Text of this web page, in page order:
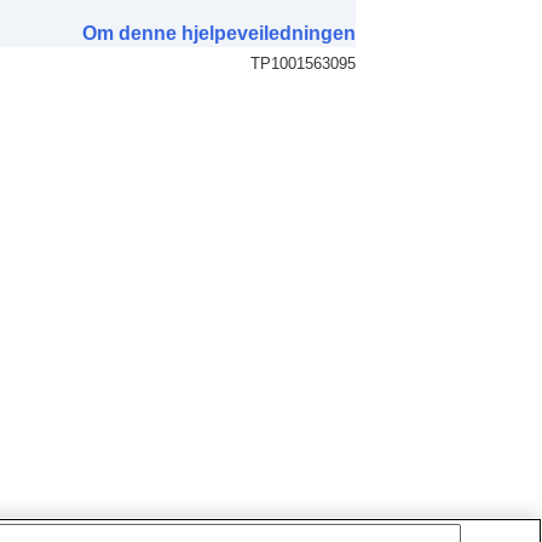
Om denne hjelpeveiledningen
TP1001563095